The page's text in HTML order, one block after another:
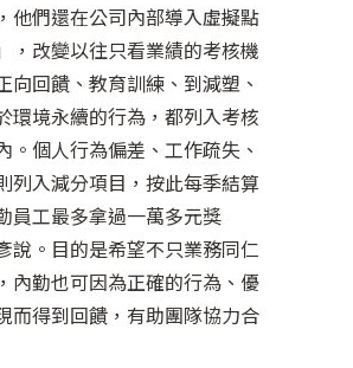
他們還在公司內部導入虛擬點
，改變以往只看業績的考核機
向回饋、教育訓練、到減塑、
環境永續的行為，都列入考核
。個人行為偏差、工作疏失、
列入減分項目，按此每季結算
員工最多拿過一萬多元獎
說。目的是希望不只業務同仁
內勤也可因為正確的行為、優
而得到回饋，有助團隊協力合